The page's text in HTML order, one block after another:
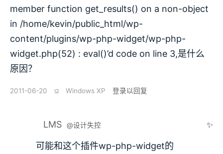
member function get_results() on a non-object
in /home/kevin/public_html/wp-
content/plugins/wp-php-widget/wp-php-
widget.php(52) : eval()’d code on line 3,是什么
原因？
2011-06-20 ⫑ Windows XP 登录以回复
LMS @设计失控 ✨
可能和这个插件wp-php-widget的